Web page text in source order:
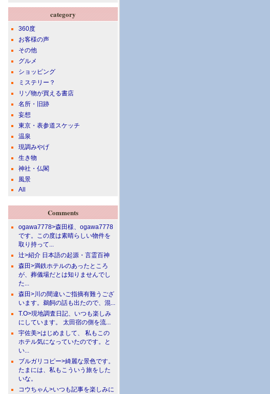
category
360度
お客様の声
その他
グルメ
ショッピング
ミステリー？
リゾ物が買える書店
名所・旧跡
妄想
東京・表参道スケッチ
温泉
現調みやげ
生き物
神社・仏閣
風景
All
Comments
ogawa7778>森田様、ogawa7778
です。この度は素晴らしい物件を
取り持って...
辻>紹介 日本語の起源・言霊百神
森田>満鉄ホテルのあったところ
が、葬儀場だとは知りませんでし
た...
森田>川の間違いご指摘有難うござ
います。鵜飼の話も出たので、混...
T.O>現地調査日記、いつも楽しみ
にしています。 太田宿の側を流...
宇佐美>はじめまして、 私もこの
ホテル気になっていたのです。と
い...
ブルガリコピー>綺麗な景色です。
たまには、私もこういう旅をした
いな。
コウちゃん>いつも記事を楽しみに